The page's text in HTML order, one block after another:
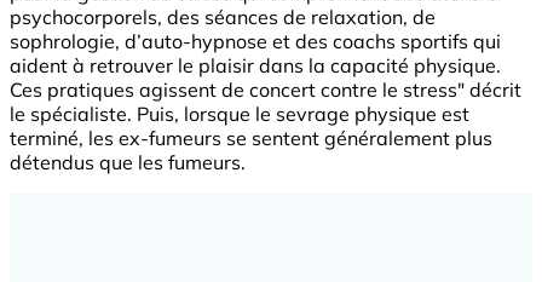
psychocorporels, des séances de relaxation, de
sophrologie, d’auto-hypnose et des coachs sportifs qui
aident à retrouver le plaisir dans la capacité physique.
Ces pratiques agissent de concert contre le stress" décrit
le spécialiste. Puis, lorsque le sevrage physique est
terminé, les ex-fumeurs se sentent généralement plus
détendus que les fumeurs.